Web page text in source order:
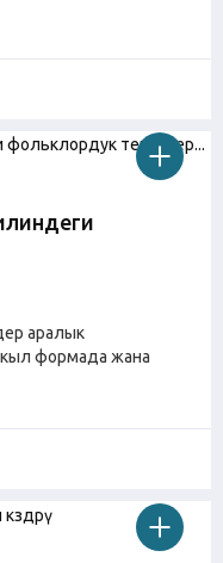
аралык
кыл формада жана